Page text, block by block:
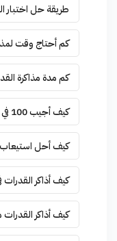
طريقة حل اختبار
كم أحتاج وقت
كم مدة مذاكرة
كيف أجيب 100 في اختبار القدرات
كيف أحل استيعاب
كيف أذاكر
كيف أذاكر